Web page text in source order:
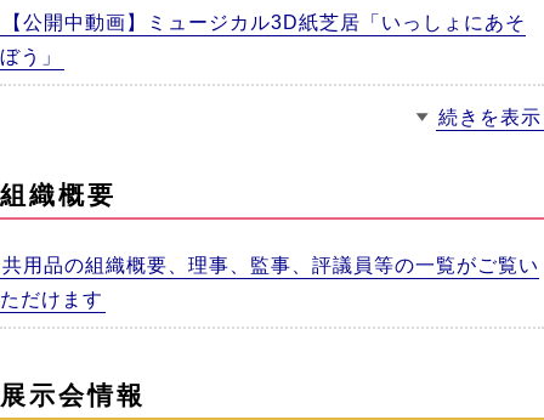
【公開中動画】ミュージカル3D紙芝居「いっしょにあそ
ぼう」
続きを表示
組織概要
共用品の組織概要、理事、監事、評議員等の一覧がご覧い
ただけます
展示会情報